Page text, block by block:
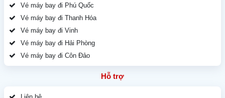
Vé máy bay đi Phú Quốc
Vé máy bay đi Thanh Hóa
Vé máy bay đi Vinh
Vé máy bay đi Hải Phòng
Vé máy bay đi Côn Đảo
Hỗ trợ